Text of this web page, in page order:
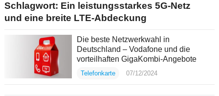
Schlagwort: Ein leistungsstarkes 5G-Netz
und eine breite LTE-Abdeckung
Die beste Netzwerkwahl in
Deutschland – Vodafone und die
vorteilhaften GigaKombi-Angebote
Telefonkarte 07/12/2024